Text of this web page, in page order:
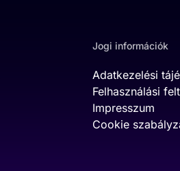
Jogi információk
Adatkezelési
Felhasználási
Impresszum
Cookie